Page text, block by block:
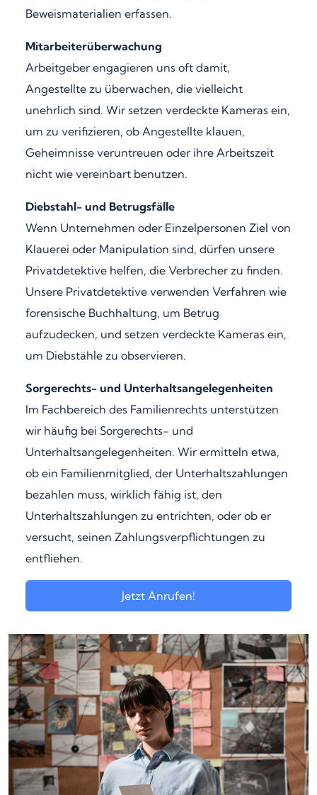
Beweismaterialien erfassen.
Mitarbeiterüberwachung
Arbeitgeber engagieren uns oft damit,
Angestellte zu überwachen, die vielleicht
unehrlich sind. Wir setzen verdeckte Kameras ein,
um zu verifizieren, ob Angestellte klauen,
Geheimnisse veruntreuen oder ihre Arbeitszeit
nicht wie vereinbart benutzen.
Diebstahl- und Betrugsfälle
Wenn Unternehmen oder Einzelpersonen Ziel von
Klauerei oder Manipulation sind, dürfen unsere
Privatdetektive helfen, die Verbrecher zu finden.
Unsere Privatdetektive verwenden Verfahren wie
forensische Buchhaltung, um Betrug
aufzudecken, und setzen verdeckte Kameras ein,
um Diebstähle zu observieren.
Sorgerechts- und Unterhaltsangelegenheiten
Im Fachbereich des Familienrechts unterstützen
wir häufig bei Sorgerechts- und
Unterhaltsangelegenheiten. Wir ermitteln etwa,
ob ein Familienmitglied, der Unterhaltszahlungen
bezahlen muss, wirklich fähig ist, den
Unterhaltszahlungen zu entrichten, oder ob er
versucht, seinen Zahlungsverpflichtungen zu
entfliehen.
Jetzt Anrufen!